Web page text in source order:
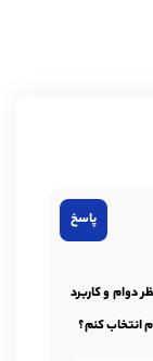
دوام و کاربرد
انتخاب کنم؟
پاسخ